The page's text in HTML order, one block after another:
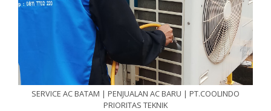
SERVICE AC BATAM | PENJUALAN AC BARU | PT.COOLINDO
PRIORITAS TEKNIK